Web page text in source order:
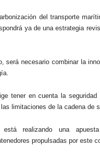
del transporte
ya de una estrategia
será necesario combinar la
tener en cuenta la
limitaciones de la cadena de
está realizando una
propulsadas por este